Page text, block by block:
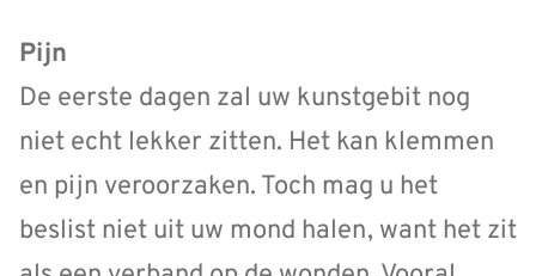
Pijn
De eerste dagen zal uw kunstgebit nog
niet echt lekker zitten. Het kan klemmen
en pijn veroorzaken. Toch mag u het
beslist niet uit uw mond halen, want het zit